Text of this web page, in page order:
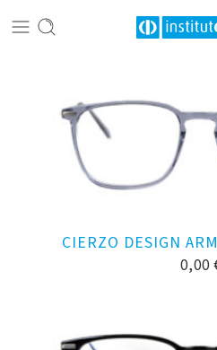
CIERZO DESIGN
0,00